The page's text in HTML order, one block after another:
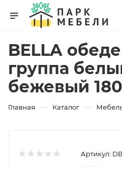
BELLA
группа
бежевый 180
Главная — Каталог —
Артикул: